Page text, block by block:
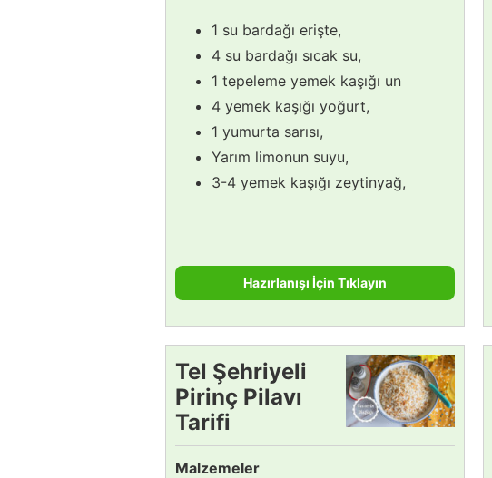
1 su bardağı erişte,
4 su bardağı sıcak su,
1 tepeleme yemek kaşığı un
4 yemek kaşığı yoğurt,
1 yumurta sarısı,
Yarım limonun suyu,
3-4 yemek kaşığı zeytinyağ,
Hazırlanışı İçin Tıklayın
Tel Şehriyeli
Pirinç Pilavı
Tarifi
Malzemeler